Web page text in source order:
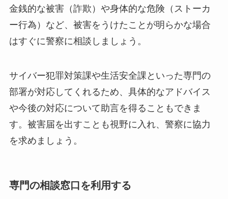
金銭的な被害（詐欺）や身体的な危険（ストーカ
ー行為）など、被害をうけたことが明らかな場合
はすぐに警察に相談しましょう。
サイバー犯罪対策課や生活安全課といった専門の
部署が対応してくれるため、具体的なアドバイス
や今後の対応について助言を得ることもできま
す。被害届を出すことも視野に入れ、警察に協力
を求めましょう。
専門の相談窓口を利用する